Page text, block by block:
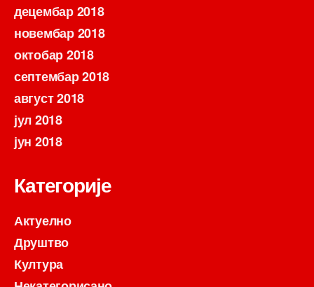
децембар 2018
новембар 2018
октобар 2018
септембар 2018
август 2018
јул 2018
јун 2018
Категорије
Актуелно
Друштво
Култура